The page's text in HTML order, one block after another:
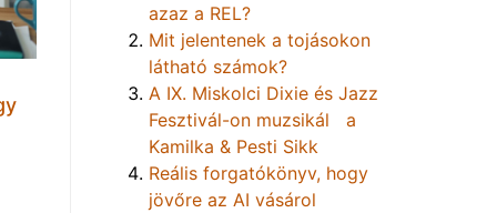
azaz a REL?
Mit jelentenek a tojásokon
látható számok?
A IX. Miskolci Dixie és Jazz
Fesztivál-on muzsikál a
Kamilka & Pesti Sikk
Reális forgatókönyv, hogy
jövőre az AI vásárol